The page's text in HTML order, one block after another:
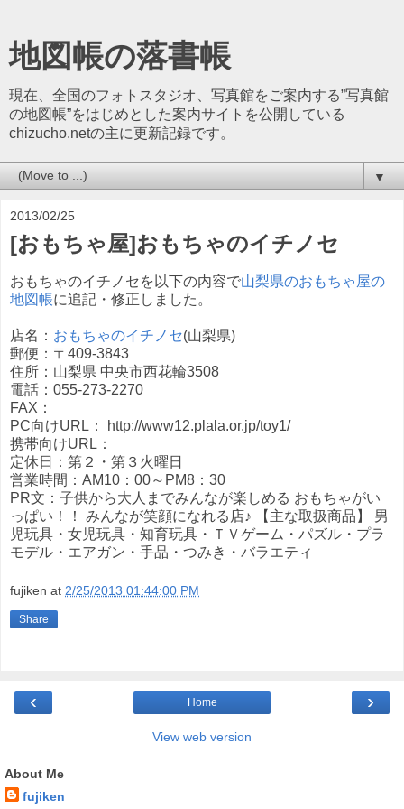
地図帳の落書帳
現在、全国のフォトスタジオ、写真館をご案内する”写真館
の地図帳”をはじめとした案内サイトを公開している
chizucho.netの主に更新記録です。
▼
2013/02/25
[おもちゃ屋]おもちゃのイチノセ
おもちゃのイチノセを以下の内容で山梨県のおもちゃ屋の
地図帳に追記・修正しました。
店名： おもちゃのイチノセ(山梨県)
郵便：〒409-3843
住所：山梨県 中央市西花輪3508
電話：055-273-2270
FAX：
PC向けURL： http://www12.plala.or.jp/toy1/
携帯向けURL：
定休日：第２・第３火曜日
営業時間：AM10：00～PM8：30
PR文：子供から大人までみんなが楽しめる おもちゃがい
っぱい！！ みんなが笑顔になれる店♪ 【主な取扱商品】 男
児玩具・女児玩具・知育玩具・ＴＶゲーム・パズル・プラ
モデル・エアガン・手品・つみき・バラエティ
fujiken at 2/25/2013 01:44:00 PM
Share
‹ ›
Home
View web version
About Me
fujiken